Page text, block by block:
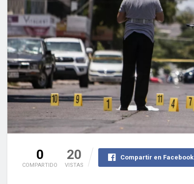
0
COMPARTIDO
20
VISTAS
Compartir en Facebook